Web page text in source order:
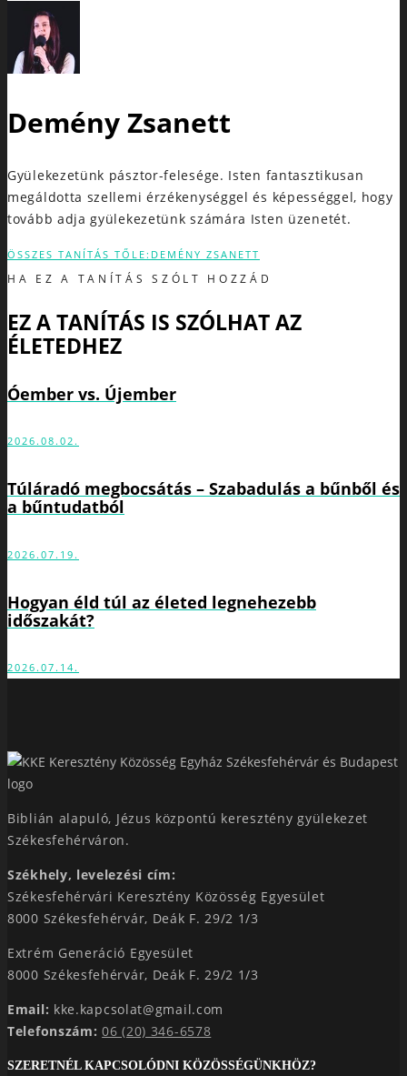
Demény Zsanett
Gyülekezetünk pásztor-felesége. Isten fantasztikusan
megáldotta szellemi érzékenységgel és képességgel, hogy
tovább adja gyülekezetünk számára Isten üzenetét.
ÖSSZES TANÍTÁS TŐLE:DEMÉNY ZSANETT
HA EZ A TANÍTÁS SZÓLT HOZZÁD
EZ A TANÍTÁS IS SZÓLHAT AZ
ÉLETEDHEZ
Óember vs. Újember
2026.08.02.
Túláradó megbocsátás – Szabadulás a bűnből és
a bűntudatból
2026.07.19.
Hogyan éld túl az életed legnehezebb
időszakát?
2026.07.14.
Biblián alapuló, Jézus központú keresztény gyülekezet
Székesfehérváron.
Székhely, levelezési cím:
Székesfehérvári Keresztény Közösség Egyesület
8000 Székesfehérvár, Deák F. 29/2 1/3
Extrém Generáció Egyesület
8000 Székesfehérvár, Deák F. 29/2 1/3
Email: kke.kapcsolat@gmail.com
Telefonszám: 06 (20) 346-6578
SZERETNÉL KAPCSOLÓDNI KÖZÖSSÉGÜNKHÖZ?